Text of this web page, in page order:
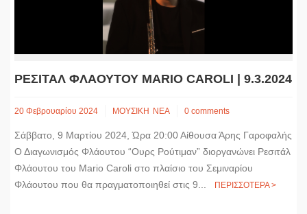
ΡΕΣΙΤΑΛ ΦΛΑΟΥΤΟΥ MARIO CAROLI | 9.3.2024
20 Φεβρουαρίου 2024 ΜΟΥΣΙΚΗ ΝΕΑ 0 comments
Σάββατο, 9 Μαρτίου 2024, Ώρα 20:00 Αίθουσα Άρης Γαροφαλής
Ο Διαγωνισμός Φλάουτου “Ουρς Ρούτιμαν” διοργανώνει Ρεσιτάλ
Φλάουτου του Mario Caroli στο πλαίσιο του Σεμιναρίου
Φλάουτου που θα πραγματοποιηθεί στις 9...
ΠΕΡΙΣΣΟΤΕΡΑ >